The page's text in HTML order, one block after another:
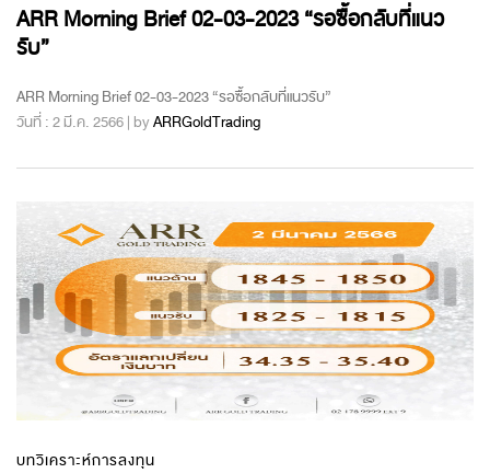
ARR Morning Brief 02-03-2023 “รอซื้อกลับที่แนว
รับ”
ARR Morning Brief 02-03-2023 “รอซื้อกลับที่แนวรับ”
วันที่ : 2 มี.ค. 2566 | byARRGoldTrading
บทวิเคราะห์การลงทุน